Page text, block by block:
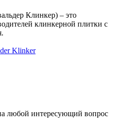
Клинкер) – это
клинкерной плитки с
Klinker
любой интересующий вопрос